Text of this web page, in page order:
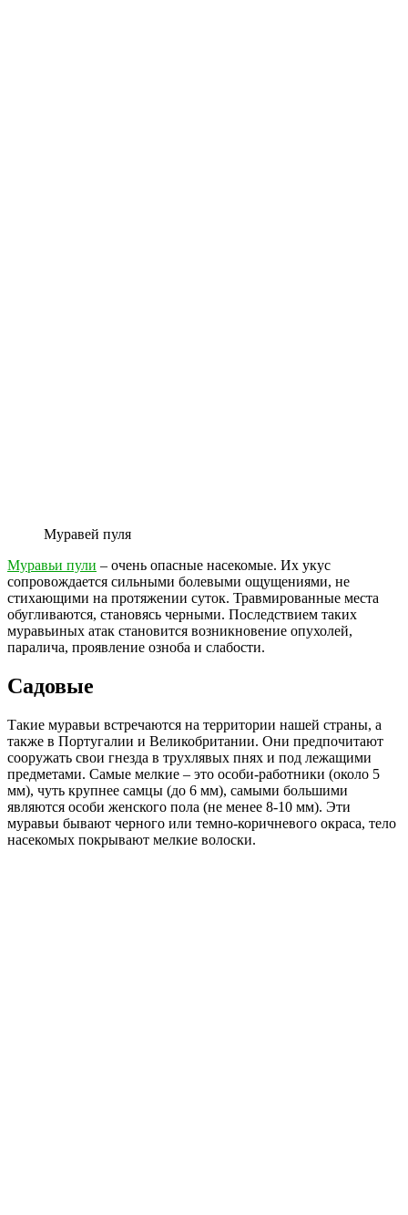
Муравей пуля
Муравьи пули – очень опасные насекомые. Их укус
сопровождается сильными болевыми ощущениями, не
стихающими на протяжении суток. Травмированные места
обугливаются, становясь черными. Последствием таких
муравьиных атак становится возникновение опухолей,
паралича, проявление озноба и слабости.
Садовые
Такие муравьи встречаются на территории нашей страны, а
также в Португалии и Великобритании. Они предпочитают
сооружать свои гнезда в трухлявых пнях и под лежащими
предметами. Самые мелкие – это особи-работники (около 5
мм), чуть крупнее самцы (до 6 мм), самыми большими
являются особи женского пола (не менее 8-10 мм). Эти
муравьи бывают черного или темно-коричневого окраса, тело
насекомых покрывают мелкие волоски.